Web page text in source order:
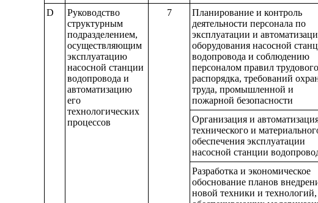
D
Руководство
структурным
подразделением,
осуществляющим
эксплуатацию
насосной станции
водопровода и
автоматизацию
его
технологических
процессов
7
Планирование и контроль
деятельности персонала по
эксплуатации и
оборудования насосной
водопровода и соблюдению
персоналом правил трудового
распорядка, требований
труда, промышленной и
пожарной безопасности
Организация и
технического и
обеспечения эксплуатации
насосной станции
Разработка и экономическое
обоснование планов
новой техники и технологий,